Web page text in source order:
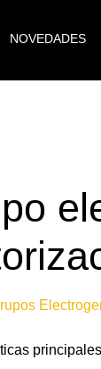
NOVEDADES
principales